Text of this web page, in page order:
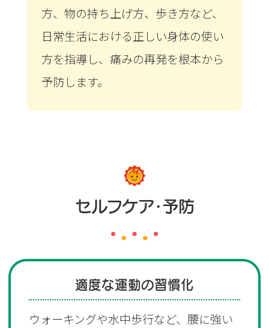
方、物の持ち上げ方、歩き方など、
日常生活における正しい身体の使い
方を指導し、痛みの再発を根本から
予防します。
セルフケア・予防
適度な運動の習慣化
ウォーキングや水中歩行など、腰に強い